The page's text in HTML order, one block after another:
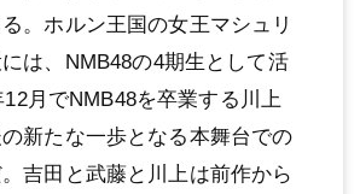
。ホルン王国の⼥王マシュリ
は、NMB48の4期⽣として活
⽉でNMB48を卒業する川上
新たな⼀歩となる本舞台での
吉⽥と武藤と川上は前作から